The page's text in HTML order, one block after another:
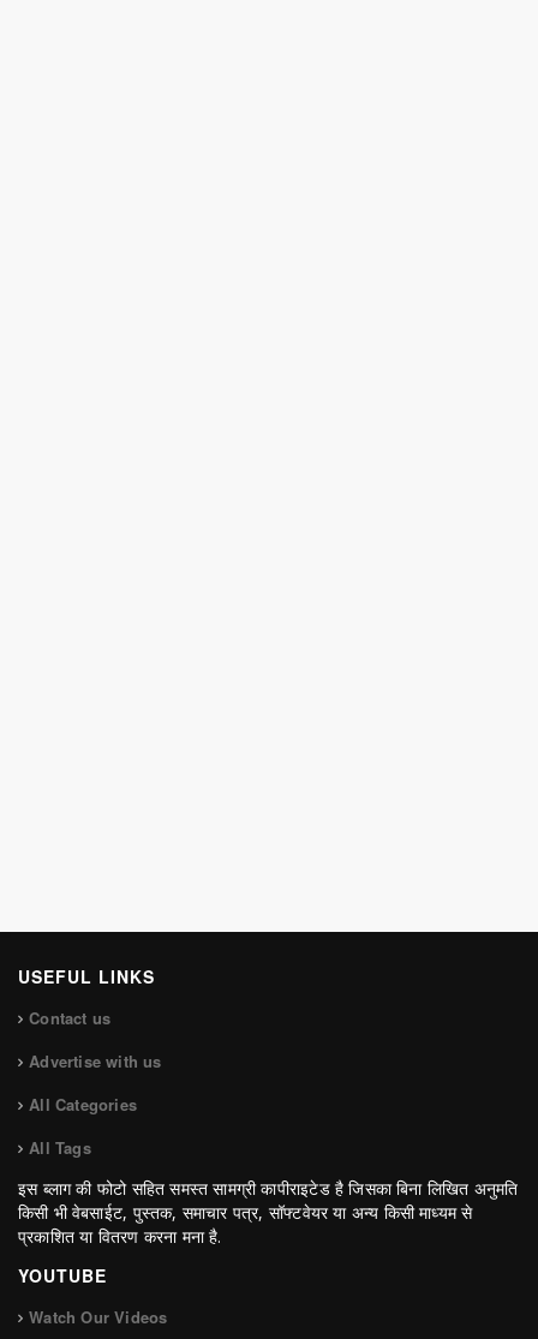
USEFUL LINKS
Contact us
Advertise with us
All Categories
All Tags
इस ब्लाग की फोटो सहित समस्त सामग्री कापीराइटेड है जिसका बिना लिखित अनुमति
किसी भी वेबसाईट, पुस्तक, समाचार पत्र, सॉफ्टवेयर या अन्य किसी माध्यम से
प्रकाशित या वितरण करना मना है.
YOUTUBE
Watch Our Videos